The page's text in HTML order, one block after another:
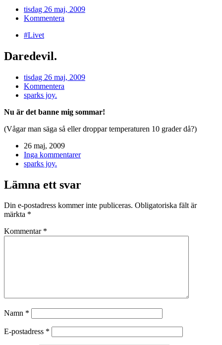
tisdag 26 maj, 2009
Kommentera
#Livet
Daredevil.
tisdag 26 maj, 2009
Kommentera
sparks joy.
Nu är det banne mig sommar!
(Vågar man säga så eller droppar temperaturen 10 grader då?)
26 maj, 2009
Inga kommentarer
sparks joy.
Lämna ett svar
Din e-postadress kommer inte publiceras. Obligatoriska fält är
märkta *
Kommentar *
Namn *
E-postadress *